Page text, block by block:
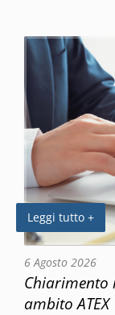
Leggi tutto +
6 Agosto 2026
Chiarimento
ambito ATEX